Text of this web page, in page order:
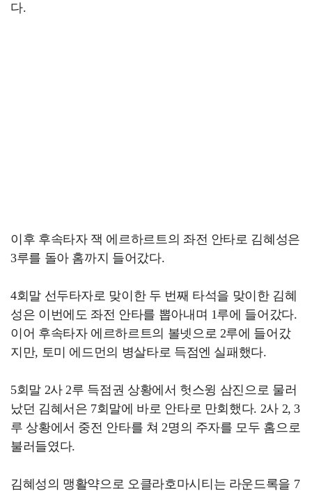
다.
이후 후속타자 잭 에르하르트의 좌전 안타로 김혜성은
3루를 돌아 홈까지 들어갔다.
4회말 선두타자로 맞이한 두 번째 타석을 맞이한 김혜
성은 이번에도 좌전 안타를 뽑아내며 1루에 들어갔다.
이어 후속타자 에르하르트의 볼넷으로 2루에 들어갔
지만, 토미 에드먼의 병살타로 득점엔 실패했다.
5회말 2사 2루 득점권 상황에서 헛스윙 삼진으로 물러
났던 김혜서은 7회말에 바로 안타로 만회했다. 2사 2, 3
루 상황에서 중전 안타를 쳐 2명의 주자를 모두 홈으로
불러들였다.
김혜성의 맹활약으로 오클라호마시티는 라운드록을 7